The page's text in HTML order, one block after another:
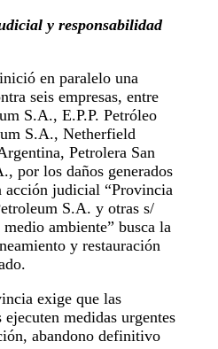
y responsabilidad
en paralelo una
seis empresas, entre
S.A., E.P.P. Petróleo
S.A., Netherfield
Petrolera San
por los daños generados
acción judicial “Provincia
S.A. y otras s/
ambiente” busca la
y restauración
exige que las
medidas urgentes
abandono definitivo